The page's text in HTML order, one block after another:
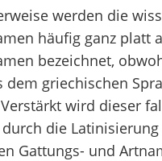
werden die
häufig ganz platt
bezeichnet,
dem griechischen
wird dieser
die
Gattungs- und